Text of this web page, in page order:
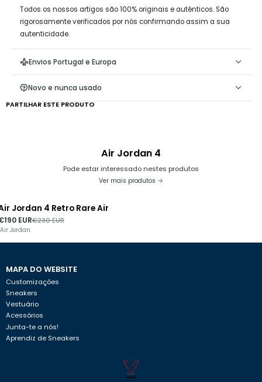
Todos os nossos artigos são 100% originais e autênticos. São
rigorosamente verificados por nós confirmando assim a sua
autenticidade.
Envios Portugal e Europa
Novo e nunca usado
PARTILHAR ESTE PRODUTO
Air Jordan 4
Pode estar interessado nestes produtos
Ver mais produtos
-17%DESCONTO
Jordan 4 Retro Rare Air
EUR€230 EUR
Air Jordan
MAPA DO WEBSITE
Customizações
Sneakers
Vestuário
Acessórios
Junta-te a nós!
Aprendiz de Sneakers